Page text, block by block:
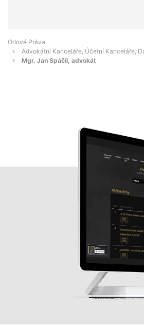
Orlové Práva
Advokátní Kanceláře, Účetní Kanceláře,
Mgr. Jan Spáčil, advokát